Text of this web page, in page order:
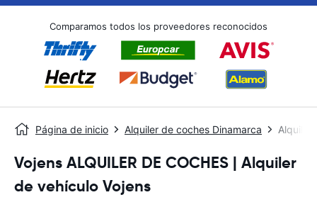
Comparamos todos los proveedores reconocidos
Página de inicio Alquiler de coches Dinamarca Alquiler
Vojens ALQUILER DE COCHES | Alquiler
de vehículo Vojens